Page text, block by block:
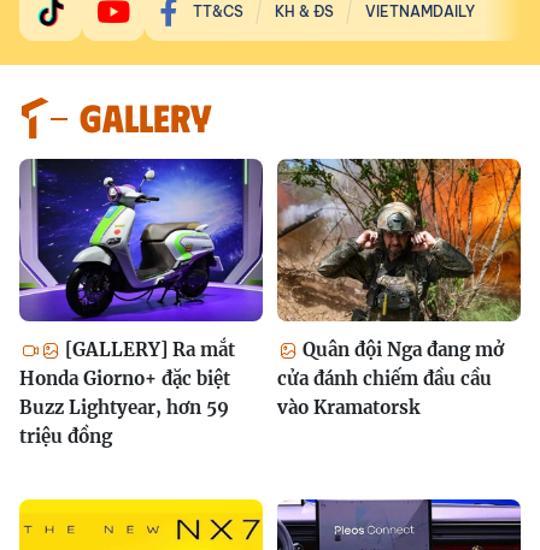
TT&CS KH & ĐS VIETNAMDAILY
GALLERY
[GALLERY] Ra mắt
Honda Giorno+ đặc biệt
Buzz Lightyear, hơn 59
triệu đồng
Quân đội Nga đang mở
cửa đánh chiếm đầu cầu
vào Kramatorsk